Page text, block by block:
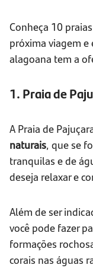
Conheça 10
próxima viagem e
alagoana tem a
1. Praia de
A Praia de
naturais, que se
tranquilas e de
deseja relaxar e
Além de ser
você pode fazer
formações
corais nas águas